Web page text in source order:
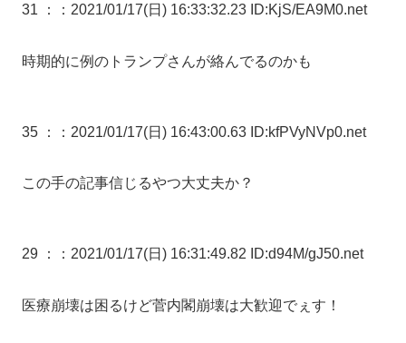
31 ： ：2021/01/17(日) 16:33:32.23 ID:KjS/EA9M0.net
時期的に例のトランプさんが絡んでるのかも
35 ： ：2021/01/17(日) 16:43:00.63 ID:kfPVyNVp0.net
この手の記事信じるやつ大丈夫か？
29 ： ：2021/01/17(日) 16:31:49.82 ID:d94M/gJ50.net
医療崩壊は困るけど菅内閣崩壊は大歓迎でぇす！